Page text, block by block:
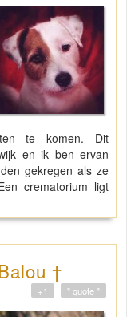
te komen. Dit
en ik ben ervan
gekregen als ze
crematorium ligt
†
" quote "
+1